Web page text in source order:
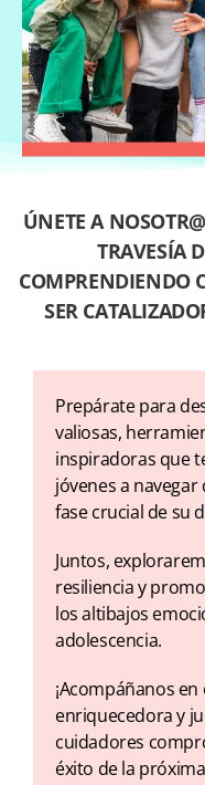
ÚNETE A
TRAVESÍA
COMPRENDIENDO
SER
Prepárate para
valiosas,
inspiradoras que
jóvenes a
fase crucial de su
Juntos,
resiliencia y
los altibajos
adolescencia.
¡Acompáñanos
enriquecedora y
cuidadores
éxito de la